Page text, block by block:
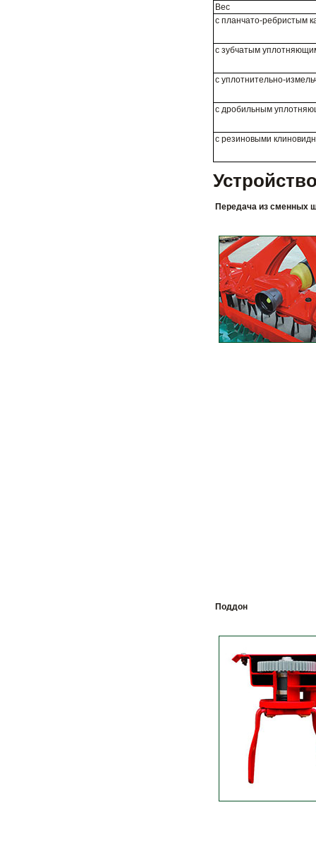
Вес
с планчато-ребристым
с зубчатым
с уплотнительно-
с дробильным
с резиновыми
Передача из сменных
Поддон